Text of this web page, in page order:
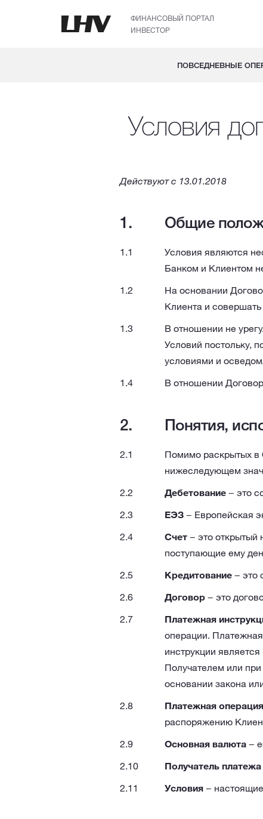
ФИНАНСОВЫЙ ПОРТАЛ
ИНВЕСТОР
ПОВСЕДНЕВНЫЕ
Условия
Действуют с 13.01.2018
Общие
Условия являются
Банком и Клиентом
На основании
Клиента и
В отношении не
Условий постольку,
условиями и
В отношении
Понятия,
Помимо раскрытых в
нижеследующем
Дебетование− это
ЕЭЗ− Европейская
Счет− это открытый
поступающие ему
Кредитование− это
Договор− это
Платежная
операции.
инструкции
Получателем или
основании закона
Платежная операция
распоряжению
Основная валюта−
Получатель платежа
Условия− настоящие